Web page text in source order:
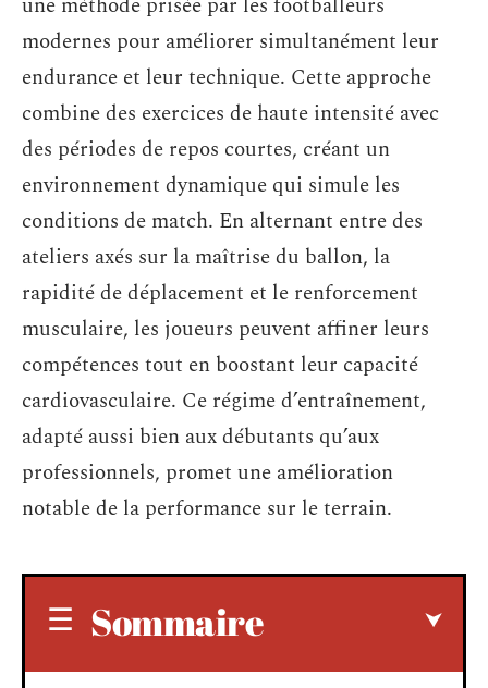
modernes pour améliorer simultanément leur
endurance et leur technique. Cette approche
combine des exercices de haute intensité avec
des périodes de repos courtes, créant un
environnement dynamique qui simule les
conditions de match. En alternant entre des
ateliers axés sur la maîtrise du ballon, la
rapidité de déplacement et le renforcement
musculaire, les joueurs peuvent affiner leurs
compétences tout en boostant leur capacité
cardiovasculaire. Ce régime d’entraînement,
adapté aussi bien aux débutants qu’aux
professionnels, promet une amélioration
notable de la performance sur le terrain.
Sommaire